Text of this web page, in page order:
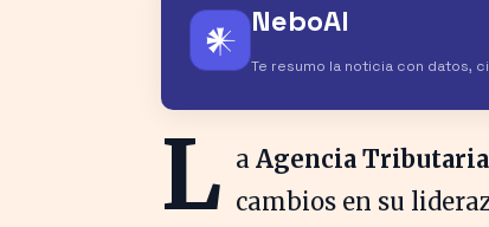
𒀭 NeboAI
Te resumo la noticia con datos,
L a Agencia Tributaria
cambios en su